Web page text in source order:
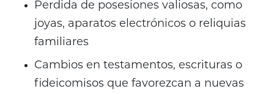
Perdida de posesiones valiosas, como
joyas, aparatos electrónicos o reliquias
familiares
Cambios en testamentos, escrituras o
fideicomisos que favorezcan a nuevas